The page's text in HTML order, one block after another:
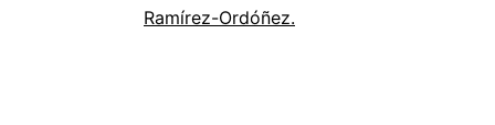
Ramírez-Ordóñez.